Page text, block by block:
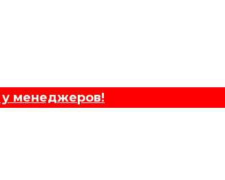
менеджеров!